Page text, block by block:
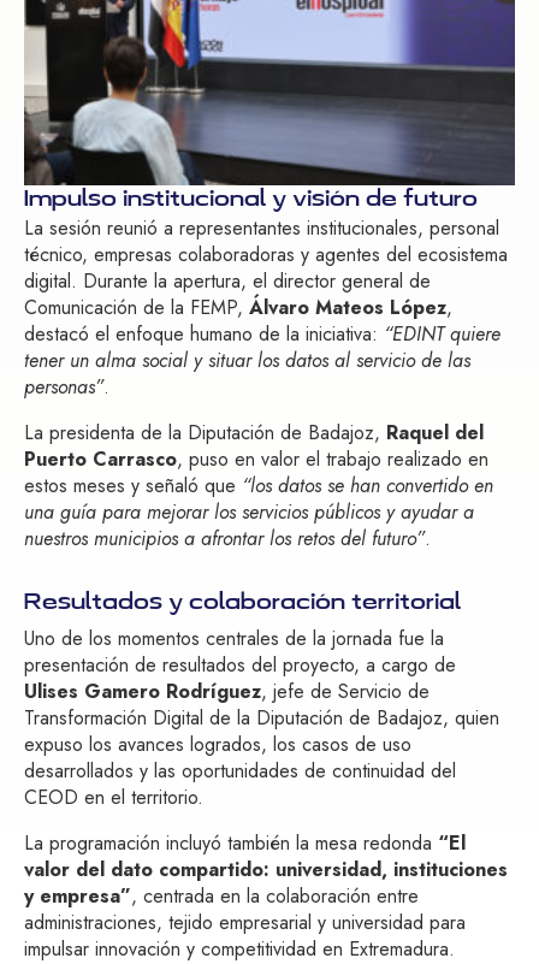
Impulso institucional y visión de futuro
La sesión reunió a representantes institucionales, personal
técnico, empresas colaboradoras y agentes del ecosistema
digital. Durante la apertura, el director general de
Comunicación de la FEMP, Álvaro Mateos López,
destacó el enfoque humano de la iniciativa: “EDINT quiere
tener un alma social y situar los datos al servicio de las
personas”.
La presidenta de la Diputación de Badajoz, Raquel del
Puerto Carrasco, puso en valor el trabajo realizado en
estos meses y señaló que “los datos se han convertido en
una guía para mejorar los servicios públicos y ayudar a
nuestros municipios a afrontar los retos del futuro”.
Resultados y colaboración territorial
Uno de los momentos centrales de la jornada fue la
presentación de resultados del proyecto, a cargo de
Ulises Gamero Rodríguez, jefe de Servicio de
Transformación Digital de la Diputación de Badajoz, quien
expuso los avances logrados, los casos de uso
desarrollados y las oportunidades de continuidad del
CEOD en el territorio.
La programación incluyó también la mesa redonda “El
valor del dato compartido: universidad, instituciones
y empresa”, centrada en la colaboración entre
administraciones, tejido empresarial y universidad para
impulsar innovación y competitividad en Extremadura.